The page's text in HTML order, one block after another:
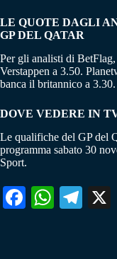
LE QUOTE DAGLI
GP DEL QATAR
Per gli analisti di
Verstappen a 3.50.
banca il britannico a 3.30.
DOVE VEDERE IN
Le qualifiche del GP del
programma sabato 30
Sport.
Fa W
Te